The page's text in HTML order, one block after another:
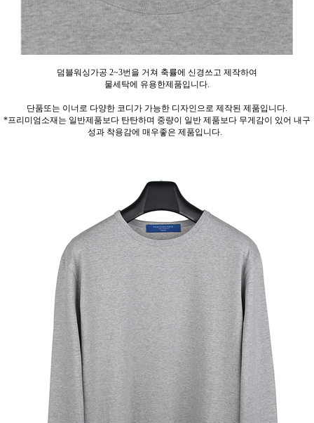
덤블워싱가공 2~3번을 거쳐 축률에 신경쓰고 제작하여
물세탁에 유용한제품입니다.
단품또는 이너로 다양한 코디가 가능한 디자인으로 제작된 제품입니다.
*프리미엄소재는 일반제품보다 탄탄하며 중량이 일반 제품보다 무게감이 있어 내구
성과 착용감에 매우좋은 제품입니다.